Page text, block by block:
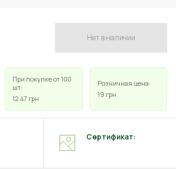
Нет в наличии
При покупке от 100
шт:
12.47 грн
Розничная цена:
19 грн
Сертификат: